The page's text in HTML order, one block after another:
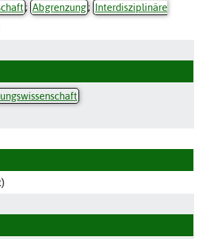
; Abgrenzung; Interdisziplinäre